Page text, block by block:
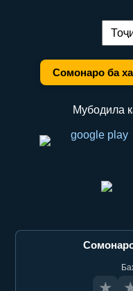
Иваз
Сомонаро ба
Мубодила